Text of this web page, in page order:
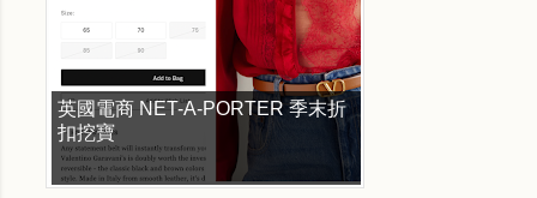
英國電商 NET-A-PORTER 季末折
扣挖寶